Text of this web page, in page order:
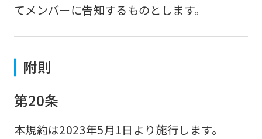
てメンバーに告知するものとします。
附則
第20条
本規約は2023年5月1日より施行します。